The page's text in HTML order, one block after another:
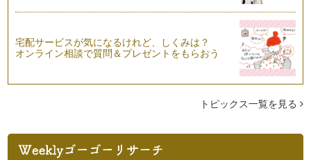
紫外線対策＆熱中症対策には、ビタミンCが効果的！
5月に入り、気温が急上昇する日が増え、暖かいを通り過ぎ、
キッズクッキング☆「こどもの日」Part2
こどもの日は、「こどもの人格を重んじ、こどもの幸福をはか
るとともに、母に感謝する」ことが趣…
宅配サービスが気になるけれど、しくみは？
オンライン相談で質問＆プレゼントをもらおう
トピックス一覧を見る